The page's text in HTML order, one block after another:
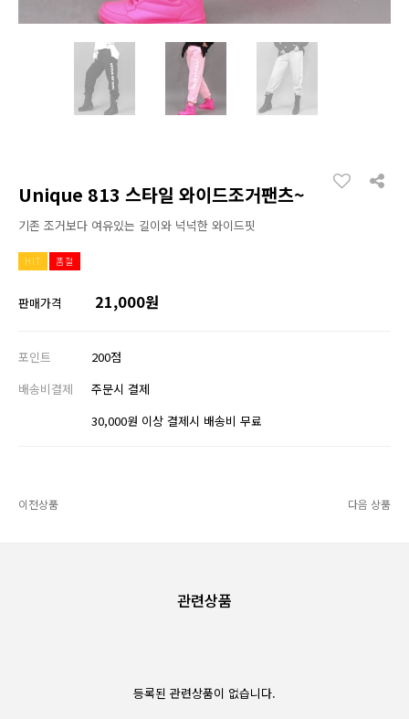
Unique 813 스타일 와이드조거팬츠~
기존 조거보다 여유있는 길이와 넉넉한 와이드핏
HIT 품절
판매가격 21,000원
포인트
200점
배송비결제
주문시 결제
30,000원 이상 결제시 배송비 무료
이전상품 다음 상품
관련상품
등록된 관련상품이 없습니다.